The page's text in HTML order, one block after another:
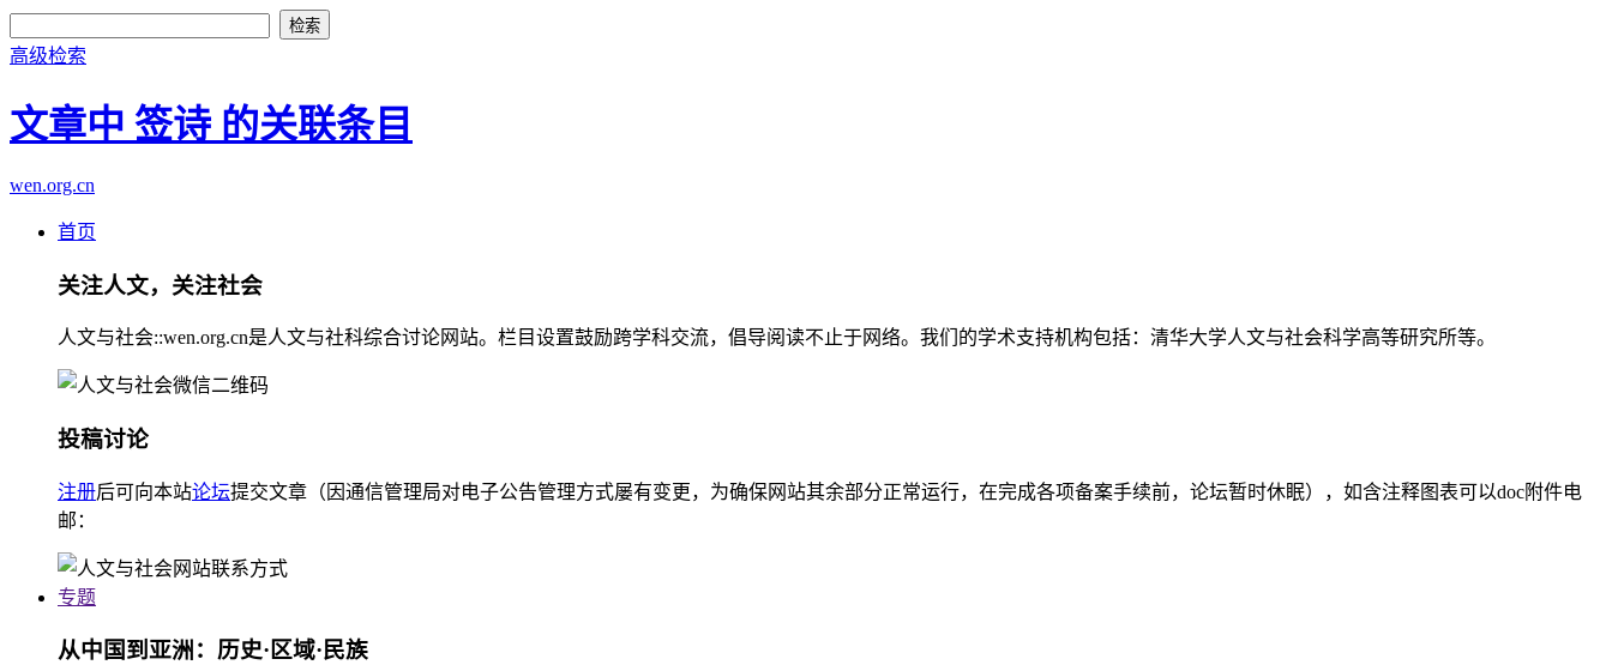
高级检索
文章中 签诗 的关联条目
wen.org.cn
首页
关注人文，关注社会
人文与社会::wen.org.cn是人文与社科综合讨论网站。栏目设置鼓励跨学科交流，倡导阅读不止于网络。我们的学术支持机构包括：清华大学人文与社会科学高等研究所等。
投稿讨论
注册后可向本站论坛提交文章（因通信管理局对电子公告管理方式屡有变更，为确保网站其余部分正常运行，在完成各项备案手续前，论坛暂时休眠），如含注释图表可以doc附件电
邮：
专题
从中国到亚洲：历史·区域·民族